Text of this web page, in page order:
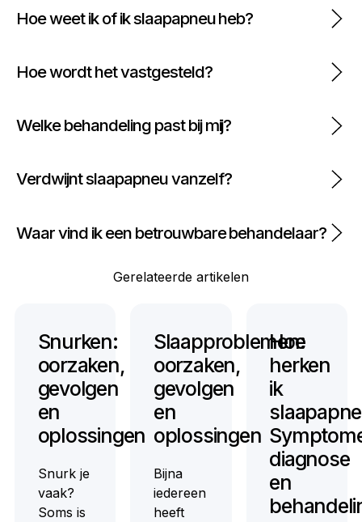
Hoe weet ik of ik slaapapneu heb?
Hoe wordt het vastgesteld?
Welke behandeling past bij mij?
Verdwijnt slaapapneu vanzelf?
Waar vind ik een betrouwbare behandelaar?
Gerelateerde artikelen
Snurken:
oorzaken,
gevolgen
en
oplossingen
Snurk je
vaak?
Soms is
Slaapproblemen:
oorzaken,
gevolgen
en
oplossingen
Bijna
iedereen
heeft
Hoe
herken
ik
diagnose
en